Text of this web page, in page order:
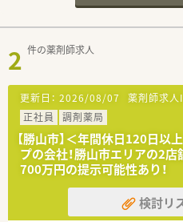
2 件の薬剤師求人
更新日： 2026/08/07 薬剤師求人
正社員
調剤薬局
【勝山市】＜年間休日120日以
プの会社！勝山市エリアの2
700万円の提示可能性あり！
検討リ